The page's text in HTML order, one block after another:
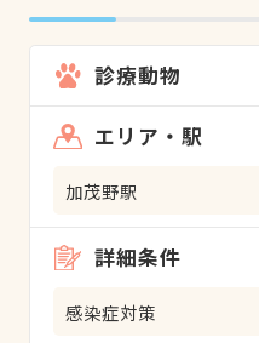
診療動物
エリア・駅
加茂野駅
詳細条件
感染症対策